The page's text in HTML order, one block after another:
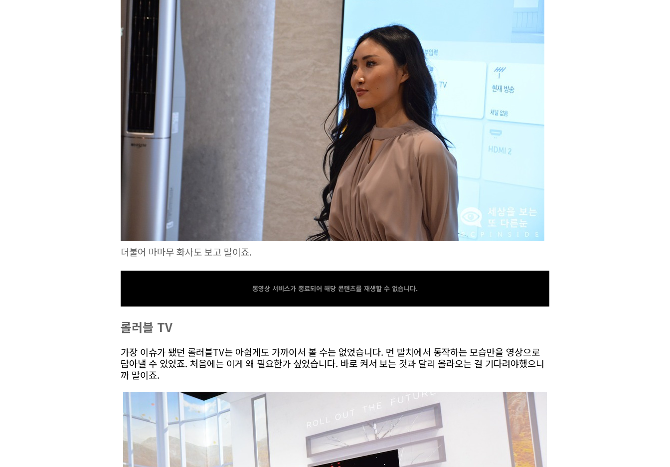
더불어 마마무 화사도 보고 말이죠.
동영상 서비스가 종료되어 해당 콘텐츠를 재생할 수 없습니다.
롤러블 TV
가장 이슈가 됐던 롤러블TV는 아쉽게도 가까이서 볼 수는 없었습니다. 먼 발치에서 동작하는 모습만을 영상으로
담아낼 수 있었죠. 처음에는 이게 왜 필요한가 싶었습니다. 바로 켜서 보는 것과 달리 올라오는 걸 기다려야했으니
까 말이죠.